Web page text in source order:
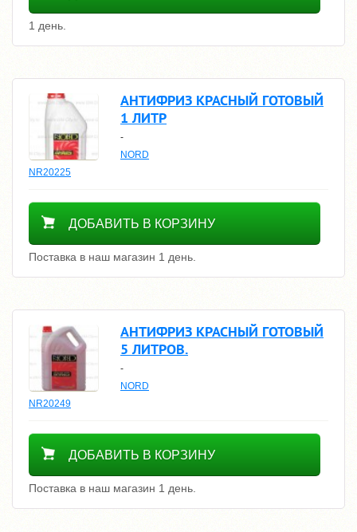
1 день.
АНТИФРИЗ КРАСНЫЙ ГОТОВЫЙ
1 ЛИТР
-
NORD
NR20225
400
ДОБАВИТЬ В КОРЗИНУ
Поставка в наш магазин 1 день.
АНТИФРИЗ КРАСНЫЙ ГОТОВЫЙ
5 ЛИТРОВ.
-
NORD
NR20249
1600
ДОБАВИТЬ В КОРЗИНУ
Поставка в наш магазин 1 день.